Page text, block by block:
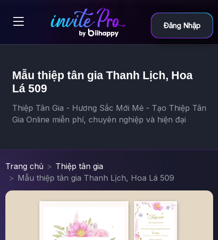
Đăng Nhập
Mẫu thiệp tân gia Thanh Lịch, Hoa
Lá 509
Thiệp Tân Gia - Hương Sắc Mới Mẻ - Tạo Thiệp Tân
Gia Online miễn phí, chuyên nghiệp và hiện đại
Trang chủ
Thiệp tân gia
Mẫu thiệp tân gia Thanh Lịch, Hoa Lá 509